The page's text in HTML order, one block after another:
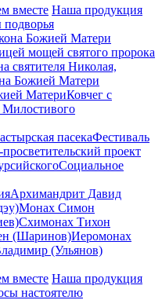
вместе Наша продукция
Божией Матери
мощей святого пророка
святителя Николая,
Божией Матери
МатериКовчег с
Милостивого
пасекаФестиваль
проект
Социальное
Архимандрит Давид
Монах Симон
Схимонах Тихон
(Шаринов)Иеромонах
(Ульянов)
вместе Наша продукция
настоятелю